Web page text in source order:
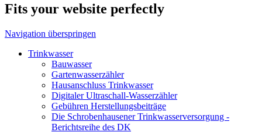
Fits your website perfectly
Navigation überspringen
Trinkwasser
Bauwasser
Gartenwasserzähler
Hausanschluss Trinkwasser
Digitaler Ultraschall-Wasserzähler
Gebühren Herstellungsbeiträge
Die Schrobenhausener Trinkwasserversorgung -
Berichtsreihe des DK